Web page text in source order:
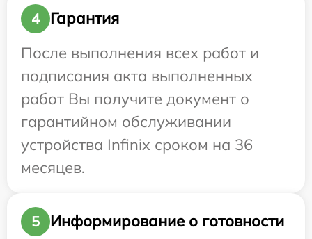
4
Гарантия
После выполнения всех работ и
подписания акта выполненных
работ Вы получите документ о
гарантийном обслуживании
устройства Infinix сроком на 36
месяцев.
5
Информирование о готовности